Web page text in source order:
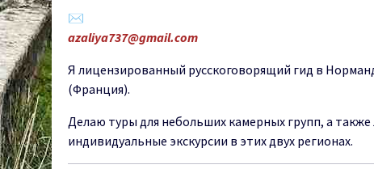
✉️
azaliya737@gmail.com
Я лицензированный русскоговорящий гид в
(Франция).
Делаю туры для небольших камерных групп, а
индивидуальные экскурсии в этих двух регионах.